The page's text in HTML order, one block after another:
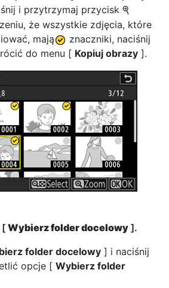
i przytrzymaj przycisk X
że wszystkie zdjęcia, które
mają
znaczniki, naciśnij
do menu [ Kopiuj obrazy ].
[ Wybierz folder docelowy ].
folder docelowy ] i naciśnij
opcje [ Wybierz folder